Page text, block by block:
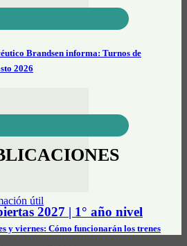
Brandsen informa: Turnos de
2026
útil
y viernes: Cómo funcionarán los trenes
2027 | 1° año nivel